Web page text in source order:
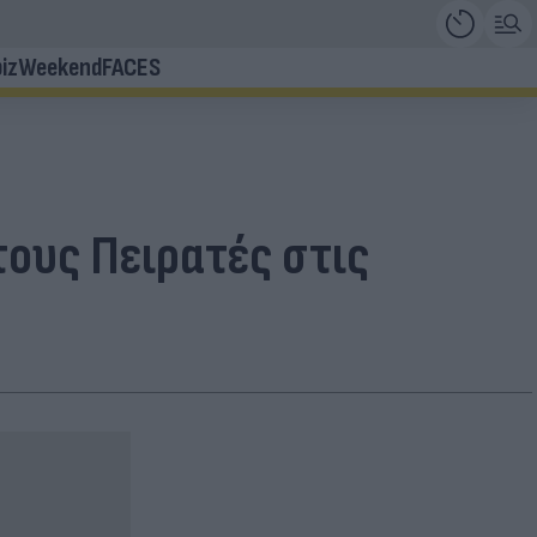
WeekendFACES
Πειρατές στις